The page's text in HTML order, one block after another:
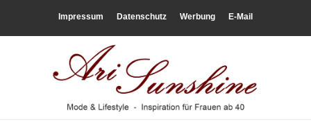
Impressum Datenschutz Werbung E-Mail